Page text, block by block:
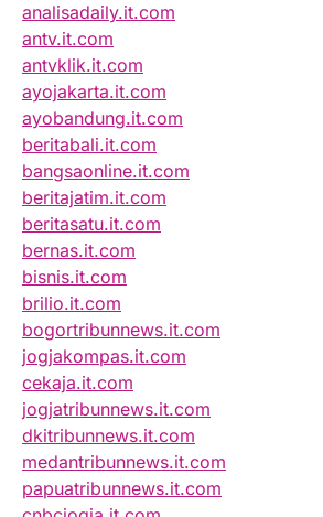
analisadaily.it.com
antv.it.com
antvklik.it.com
ayojakarta.it.com
ayobandung.it.com
beritabali.it.com
bangsaonline.it.com
beritajatim.it.com
beritasatu.it.com
bernas.it.com
bisnis.it.com
brilio.it.com
bogortribunnews.it.com
jogjakompas.it.com
cekaja.it.com
jogjatribunnews.it.com
dkitribunnews.it.com
medantribunnews.it.com
papuatribunnews.it.com